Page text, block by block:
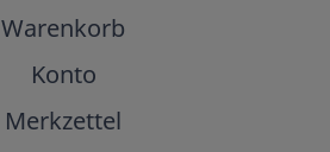
Warenkorb
Konto
Merkzettel